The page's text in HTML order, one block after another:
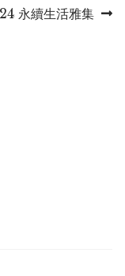
永續生活雅集